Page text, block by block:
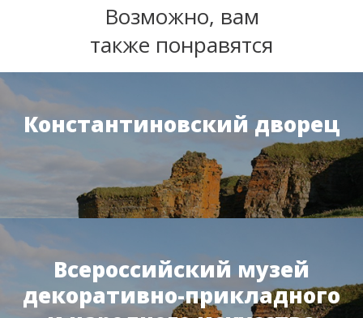
Возможно, вам
также понравятся
Константиновский дворец
Всероссийский музей
декоративно-прикладного